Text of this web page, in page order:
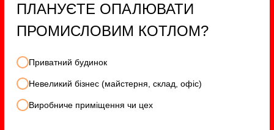
ПЛАНУЄТЕ ОПАЛЮВАТИ
ПРОМИСЛОВИМ КОТЛОМ?
Приватний будинок
Невеликий бізнес (майстерня, склад, офіс)
Виробниче приміщення чи цех